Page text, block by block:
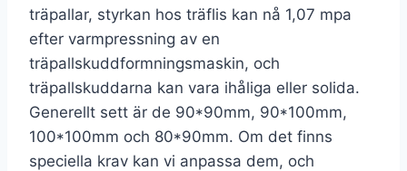
träpallar, styrkan hos träflis kan nå 1,07 mpa
efter varmpressning av en
träpallskuddformningsmaskin, och
träpallskuddarna kan vara ihåliga eller solida.
Generellt sett är de 90*90mm, 90*100mm,
100*100mm och 80*90mm. Om det finns
speciella krav kan vi anpassa dem, och